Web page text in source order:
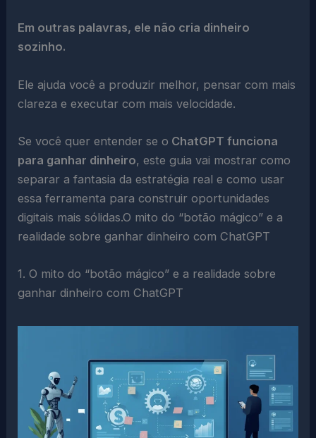
Em outras palavras, ele não cria dinheiro
sozinho.
Ele ajuda você a produzir melhor, pensar com mais
clareza e executar com mais velocidade.
Se você quer entender se o ChatGPT funciona
para ganhar dinheiro, este guia vai mostrar como
separar a fantasia da estratégia real e como usar
essa ferramenta para construir oportunidades
digitais mais sólidas.O mito do “botão mágico” e a
realidade sobre ganhar dinheiro com ChatGPT
1. O mito do “botão mágico” e a realidade sobre
ganhar dinheiro com ChatGPT